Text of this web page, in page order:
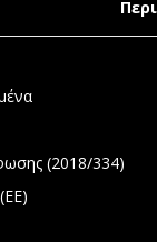
(2018/334)